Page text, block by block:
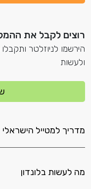
רוצים לקבל את
הירשמו לניוזלטר
ולעשות
מדריך למטייל הישראלי
מה לעשות בלונדון